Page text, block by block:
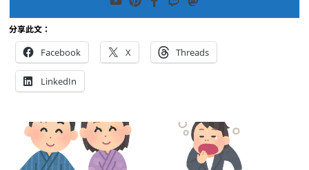
分享此文：
Facebook X Threads
LinkedIn